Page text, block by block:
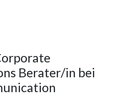
Berater/in ­bei